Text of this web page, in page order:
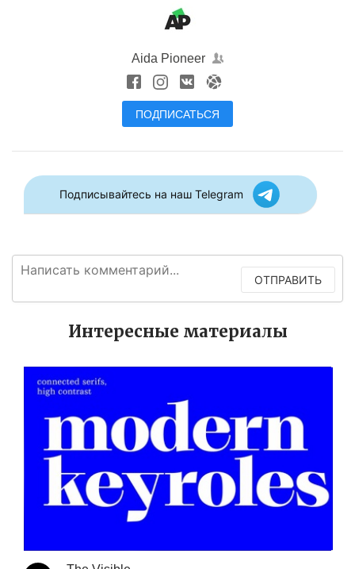
Aida Pioneer
ПОДПИСАТЬСЯ
Подписывайтесь на наш Telegram
ОТПРАВИТЬ
Интересные материалы